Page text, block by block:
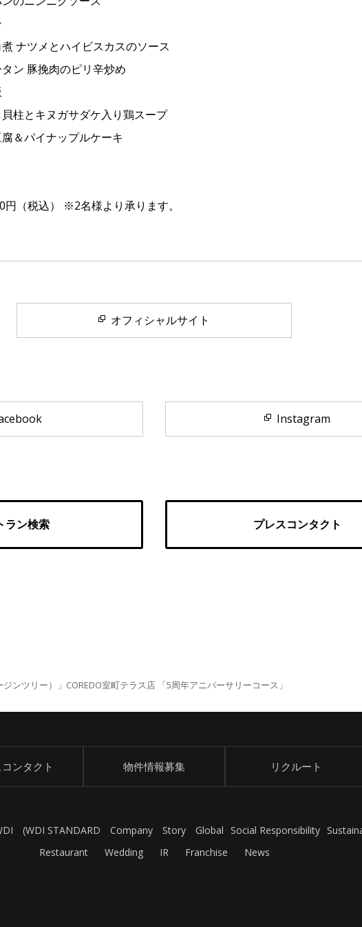
ナツメとハイビスカスのソース
ン 豚挽肉のピリ辛炒め
柱とキヌガサダケ入り鶏スープ
＆パイナップルケーキ
（税込） ※2名様より承ります。
オフィシャルサイト
Instagram
ラン検索 プレスコンタクト
ンツリー）」COREDO室町テラス店 「5周年アニバーサリーコース」
ンタクト 物件情報募集 リクルート
(WDI STANDARD Company Story Global Social Responsibility
Restaurant
Wedding IR Franchise News